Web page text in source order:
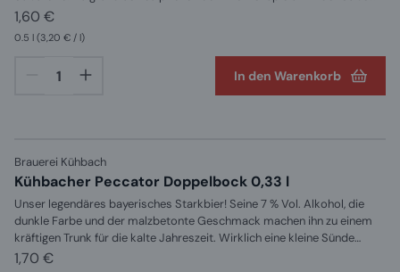
von Malz und der Säure von Zitronen ein idealer Durstlöscher und hat
nur 2,8 Vol. %.45 % Festbier und 55 % ZitronenlimonadeZUTATEN:
Wasser, Gerstenmalz und Hopfen, Zucker, Zitronensaft aus
konzentrierter Zitronenextrakt, Antioxidationsmittel, Ascorbinssäure,
Zitronengras-Extrakt, Stabilisator Johannisbrotkernmehl
1,60 €
0.5 l (3,20 € / l)
In den Warenkorb
Brauerei Kühbach
Kühbacher Peccator Doppelbock 0,33 l
Unser legendäres bayerisches Starkbier! Seine 7 % Vol. Alkohol, die
dunkle Farbe und der malzbetonte Geschmack machen ihn zu einem
kräftigen Trunk für die kalte Jahreszeit. Wirklich eine kleine Sünde
wert!ZUTATEN: Wasser, Gerstenmalz und Hopfen
1,70 €